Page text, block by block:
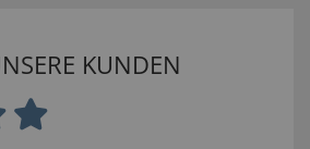
KUNDEN